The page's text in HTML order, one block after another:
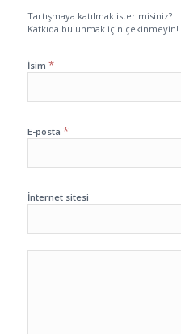
Tartışmaya katılmak ister misiniz?
Katkıda bulunmak için çekinmeyin!
İsim *
E-posta *
İnternet sitesi